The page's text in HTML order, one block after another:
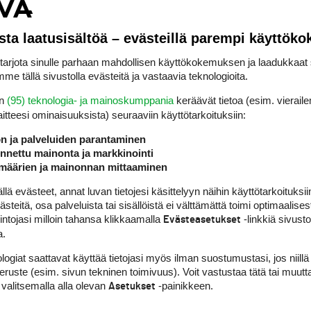
myös toista kertaa klubimestarin rallin.
ei saa vaihtaa keskenään. Lyödään
että pitkiä lyöntejä joudutaan
vakavamieliseksi ei saa mennät. Ihmiset
erittäin iloinen siitä, että kentän johto on
tapahtumia, Elli kiittelee. Kyseessä on
kentällä liikaa. Kahdella sanalla
talon sisällä. Kuvaavaa on se, että kun
yllätysjuhlat, väkeä tuli paikalle noin 200…
laatusisältöä – evästeillä parempi
sinulle parhaan mahdollisen käyttökokemuksen ja laadukkaat
tällä sivustolla evästeitä ja vastaavia teknologioita.
(95) teknologia- ja mainoskumppania keräävät tietoa (esim.
ominaisuuk­sista) seuraaviin käyttötarkoituksiin:
ja palveluiden parantaminen
mainonta ja markkinointi
ja mainonnan mittaaminen
evästeet, annat luvan tietojesi käsittelyyn näihin
osa palveluista tai sisällöistä ei välttämättä toimi
milloin tahansa klikkaamalla Evästeasetukset -linkkiä
saattavat käyttää tietojasi myös ilman suostumustasi, jos
(esim. sivun tekninen toimivuus). Voit vastustaa tätä tai
alla olevan Asetukset -painikkeen.